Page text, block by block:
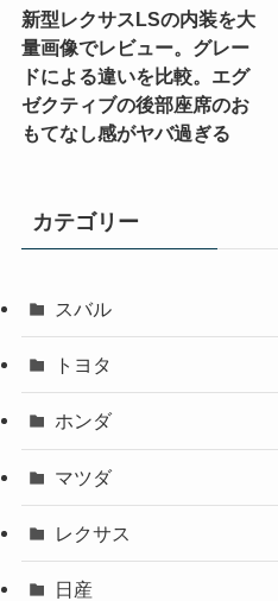
新型レクサスLSの内装を大
量画像でレビュー。グレー
ドによる違いを比較。エグ
ゼクティブの後部座席のお
もてなし感がヤバ過ぎる
カテゴリー
スバル
トヨタ
ホンダ
マツダ
レクサス
日産